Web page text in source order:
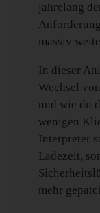
jahrelang
massiv
In dieser
Wechsel
und wie du
wenigen
Interpreter
Ladezeit,
mehr